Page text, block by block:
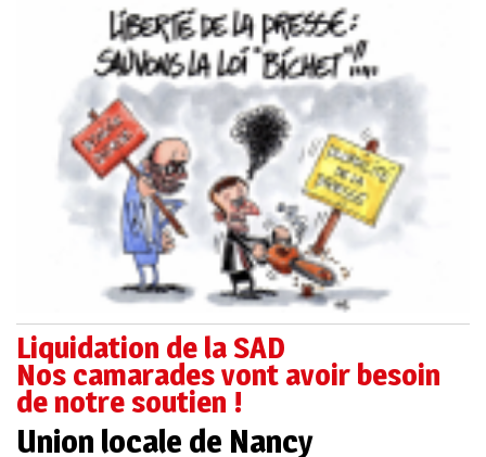
Liquidation de la SAD
Nos camarades vont avoir besoin
de notre soutien !
Union locale de Nancy